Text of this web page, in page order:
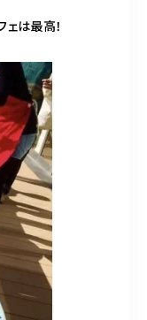
は最高！